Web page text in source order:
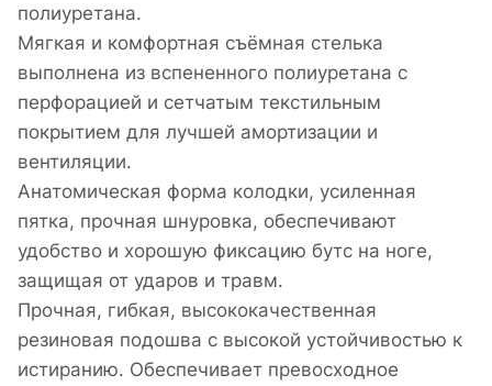
полиуретана.
Мягкая и комфортная cъёмная стелька
выполнена из вспененного полиуретана с
перфорацией и сетчатым текстильным
покрытием для лучшей амортизации и
вентиляции.
Анатомическая форма колодки, усиленная
пятка, прочная шнуровка, обеспечивают
удобство и хорошую фиксацию бутс на ноге,
защищая от ударов и травм.
Прочная, гибкая, высококачественная
резиновая подошва с высокой устойчивостью к
истиранию. Обеспечивает превосходное